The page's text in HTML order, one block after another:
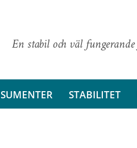
En stabil och väl
STABILITET